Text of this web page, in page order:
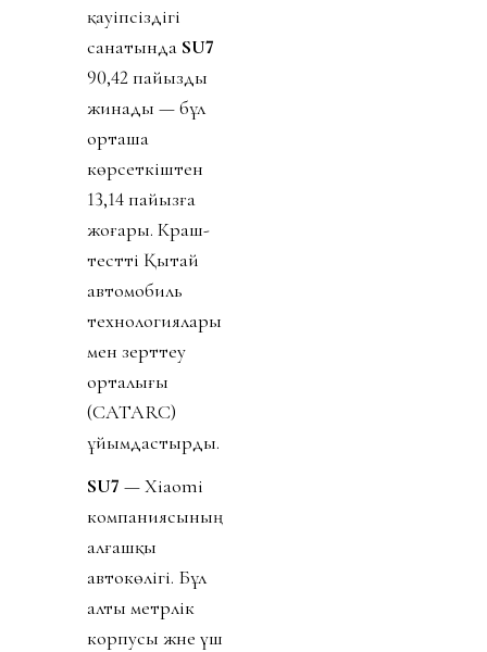
қауіпсіздігі
санатында SU7
90,42 пайызды
жинады — бұл
орташа
көрсеткіштен
13,14 пайызға
жоғары. Краш-
тестті Қытай
автомобиль
технологиялары
мен зерттеу
орталығы
(CATARC)
ұйымдастырды.
SU7 — Xiaomi
компаниясының
алғашқы
автокөлігі. Бұл
алты метрлік
корпусы және үш